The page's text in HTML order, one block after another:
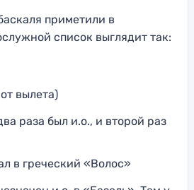
приметили в
список выглядит так:
вылета)
раза был и.о., и второй раз
в греческий «Волос»